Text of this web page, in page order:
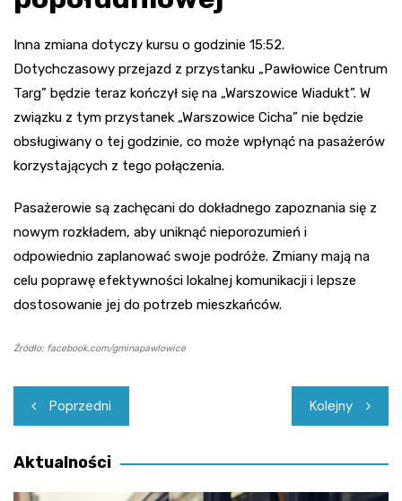
Inna zmiana dotyczy kursu o godzinie 15:52.
Dotychczasowy przejazd z przystanku „Pawłowice Centrum
Targ” będzie teraz kończył się na „Warszowice Wiadukt”. W
związku z tym przystanek „Warszowice Cicha” nie będzie
obsługiwany o tej godzinie, co może wpłynąć na pasażerów
korzystających z tego połączenia.
Pasażerowie są zachęcani do dokładnego zapoznania się z
nowym rozkładem, aby uniknąć nieporozumień i
odpowiednio zaplanować swoje podróże. Zmiany mają na
celu poprawę efektywności lokalnej komunikacji i lepsze
dostosowanie jej do potrzeb mieszkańców.
Źródło: facebook.com/gminapawlowice
Nawigacja
wpisu
Poprzedni Kolejny
Aktualności